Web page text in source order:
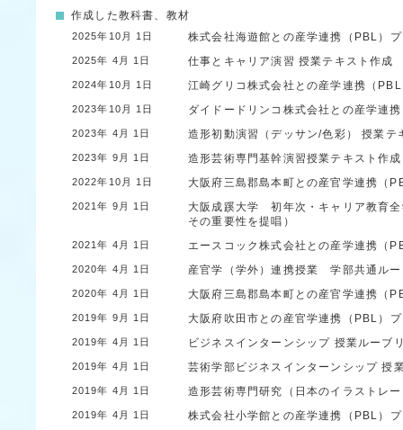
作成した教科書、教材
2025年10月 1日 株式会社海遊館との産学連携（PBL）
2025年 4月 1日 仕事とキャリア演習 授業テキスト作成
2024年10月 1日 江崎グリコ株式会社との産学連携（
2023年10月 1日 ダイドードリンコ株式会社との産学連
2023年 4月 1日 造形初動演習（デッサン/色彩） 授業
2023年 9月 1日 造形芸術専門基幹演習授業テキスト作
2022年10月 1日 大阪府三島郡島本町との産官学連携（
2021年 9月 1日
大阪成蹊大学 初年次・キャリア教育
その重要性を提唱）
2021年 4月 1日 エースコック株式会社との産学連携（
2020年 4月 1日 産官学（学外）連携授業 学部共通ル
2020年 4月 1日 大阪府三島郡島本町との産官学連携（
2019年 9月 1日 大阪府吹田市との産官学連携（PBL）
2019年 4月 1日 ビジネスインターンシップ 授業ルーブ
2019年 4月 1日 芸術学部ビジネスインターンシップ 授
2019年 4月 1日 造形芸術専門研究（日本のイラストレ
2019年 4月 1日 株式会社小学館との産学連携（PBL）